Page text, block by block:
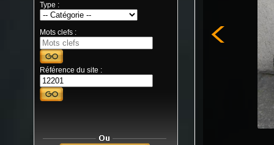
Type :
Mots clefs :
Référence du site :